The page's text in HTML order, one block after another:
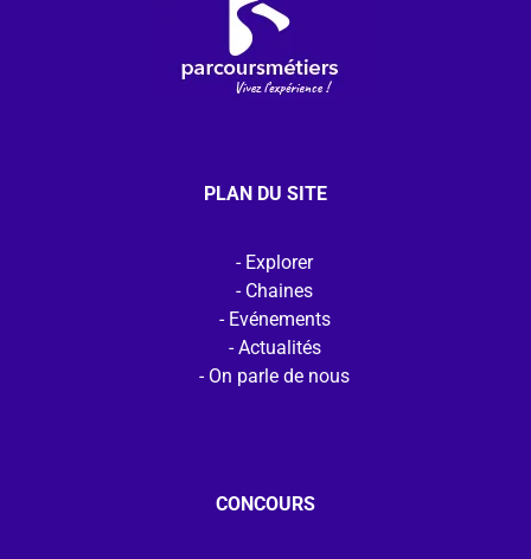
PLAN DU SITE
Explorer
Chaines
Evénements
Actualités
On parle de nous
CONCOURS